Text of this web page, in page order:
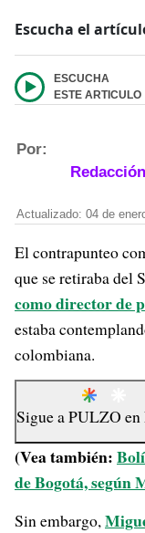
Escucha el
ESCUCHA
ESTE ARTICULO
Por:
Actualizado: 04 de
El contrapunteo
que se retiraba del
como director de
estaba
colombiana.
Sigue aPULZO en
(Vea también:
de Bogotá, según
Sin embargo,